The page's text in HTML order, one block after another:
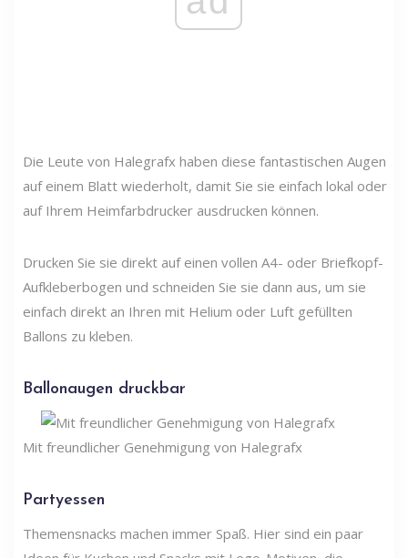
Die Leute von Halegrafx haben diese fantastischen Augen
auf einem Blatt wiederholt, damit Sie sie einfach lokal oder
auf Ihrem Heimfarbdrucker ausdrucken können.
Drucken Sie sie direkt auf einen vollen A4- oder Briefkopf-
Aufkleberbogen und schneiden Sie sie dann aus, um sie
einfach direkt an Ihren mit Helium oder Luft gefüllten
Ballons zu kleben.
Ballonaugen druckbar
Mit freundlicher Genehmigung von Halegrafx
Partyessen
Themensnacks machen immer Spaß. Hier sind ein paar